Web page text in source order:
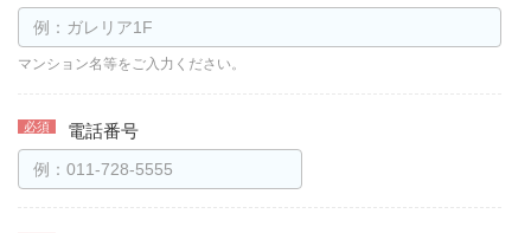
マンション名等をご入力ください。
電話番号